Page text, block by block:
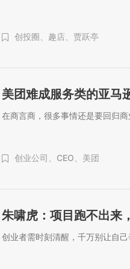
创投圈、 趣店、 贾跃亭
美团难成服务类的亚马
在商言商，很多事情还是要回归
创业公司、 CEO、 美团
朱啸虎：项目跑不出来
创业者需时刻清醒，千万别让自